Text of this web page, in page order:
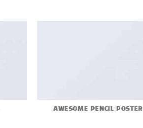
AWESOME PENCIL POSTER